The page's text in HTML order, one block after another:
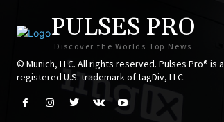
PULSES PRO
Discover the Worlds Top News
© Munich, LLC. All rights reserved. Pulses Pro® is a
registered U.S. trademark of tagDiv, LLC.